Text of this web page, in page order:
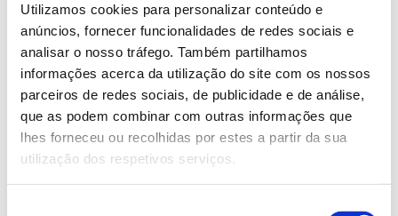
Utilizamos cookies para personalizar conteúdo e
anúncios, fornecer funcionalidades de redes sociais e
analisar o nosso tráfego. Também partilhamos
informações acerca da utilização do site com os nossos
parceiros de redes sociais, de publicidade e de análise,
que as podem combinar com outras informações que
lhes forneceu ou recolhidas por estes a partir da sua
utilização dos respetivos serviços.
GFPM
As estimativas indicam que vão consumir-se,
principalmente, mais painéis: mais 102%
folheados/laminados e mais 72% de aglomerados de
fibras/partículas face aos níveis de 2020. Mas
crescerá também a necessidade de madeira de
rolaria (mais 30%) e de pasta para papel (mais 5%).
Neste último caso, o crescimento será alavancado